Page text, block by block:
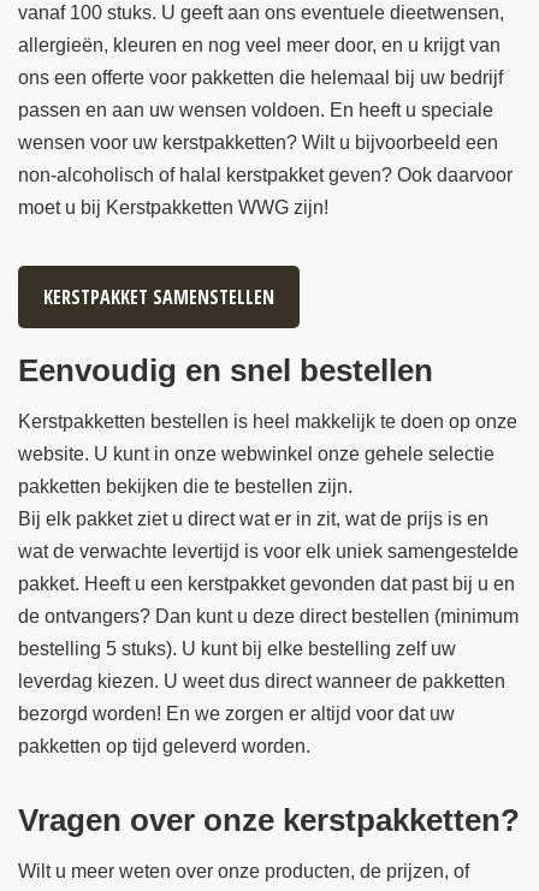
vanaf 100 stuks. U geeft aan ons eventuele dieetwensen,
allergieën, kleuren en nog veel meer door, en u krijgt van
ons een offerte voor pakketten die helemaal bij uw bedrijf
passen en aan uw wensen voldoen. En heeft u speciale
wensen voor uw kerstpakketten? Wilt u bijvoorbeeld een
non-alcoholisch of halal kerstpakket geven? Ook daarvoor
moet u bij Kerstpakketten WWG zijn!
KERSTPAKKET SAMENSTELLEN
Eenvoudig en snel bestellen
Kerstpakketten bestellen is heel makkelijk te doen op onze
website. U kunt in onze webwinkel onze gehele selectie
pakketten bekijken die te bestellen zijn.
Bij elk pakket ziet u direct wat er in zit, wat de prijs is en
wat de verwachte levertijd is voor elk uniek samengestelde
pakket. Heeft u een kerstpakket gevonden dat past bij u en
de ontvangers? Dan kunt u deze direct bestellen (minimum
bestelling 5 stuks). U kunt bij elke bestelling zelf uw
leverdag kiezen. U weet dus direct wanneer de pakketten
bezorgd worden! En we zorgen er altijd voor dat uw
pakketten op tijd geleverd worden.
Vragen over onze kerstpakketten?
Wilt u meer weten over onze producten, de prijzen, of